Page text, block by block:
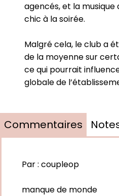
agencés, et la
chic à la soirée.
Malgré cela, le club a
de la moyenne sur
ce qui pourrait
globale de
Commentaires
Par : coupleop
manque de monde